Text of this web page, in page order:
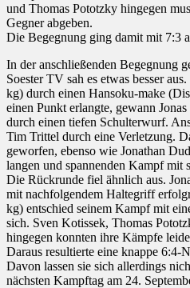
und Thomas Pototzky hingegen
Gegner abgeben.
Die Begegnung ging damit mit 7:3
In der anschließenden Begegnung
Soester TV sah es etwas besser
kg) durch einen Hansoku-make
einen Punkt erlangte, gewann
durch einen tiefen Schulterwurf.
Tim Trittel durch eine Verletzung.
geworfen, ebenso wie Jonathan
langen und spannenden Kampf mit
Die Rückrunde fiel ähnlich aus.
mit nachfolgendem Haltegriff
kg) entschied seinem Kampf mit
sich. Sven Kotissek, Thomas
hingegen konnten ihre Kämpfe
Daraus resultierte eine knappe 6:4-
Davon lassen sie sich allerdings
nächsten Kampftag am 24.